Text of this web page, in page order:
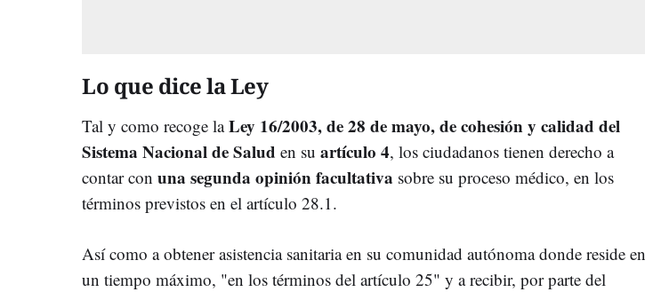
Lo que dice la Ley
Tal y como recoge laLey 16/2003, de 28 de mayo, de cohesión y calidad del
Sistema Nacional de Salud en su artículo 4, los ciudadanos tienen derecho a
contar con una segunda opinión facultativa sobre su proceso médico, en los
términos previstos en el artículo 28.1.
Así como a obtener asistencia sanitaria en su comunidad autónoma donde reside en
un tiempo máximo, "en los términos del artículo 25" y a recibir, por parte del